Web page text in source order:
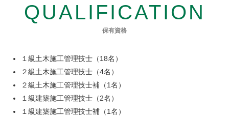
QUALIFICATION
保有資格
１級土木施工管理技士（18名）
２級土木施工管理技士（4名）
２級土木施工管理技士補（1名）
１級建築施工管理技士（2名）
１級建築施工管理技士補（1名）